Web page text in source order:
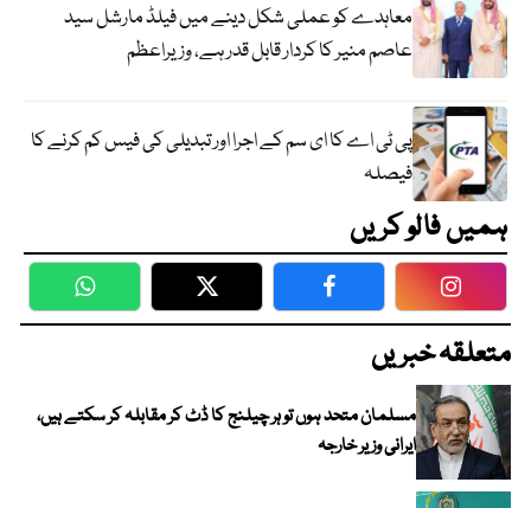
معاہدے کو عملی شکل دینے میں فیلڈ مارشل سید
عاصم منیر کا کردار قابل قدر ہے، وزیراعظم
پی ٹی اے کا ای سم کے اجرا اور تبدیلی کی فیس کم کرنے کا
فیصلہ
ہمیں فالو کریں
WhatsApp Twitter Facebook
متعلقہ خبریں
مسلمان متحد ہوں تو ہر چیلنج کا ڈٹ کر مقابلہ کر سکتے ہیں،
ایرانی وزیر خارجہ